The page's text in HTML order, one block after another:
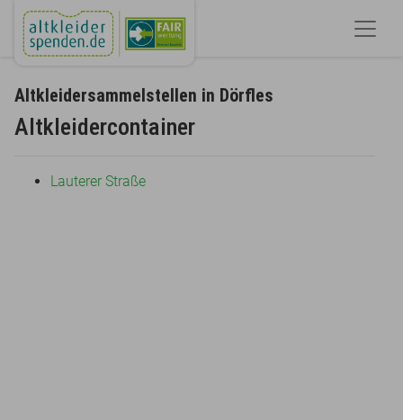
Altkleidersammelstellen in Dörfles
Altkleidercontainer
Lauterer Straße